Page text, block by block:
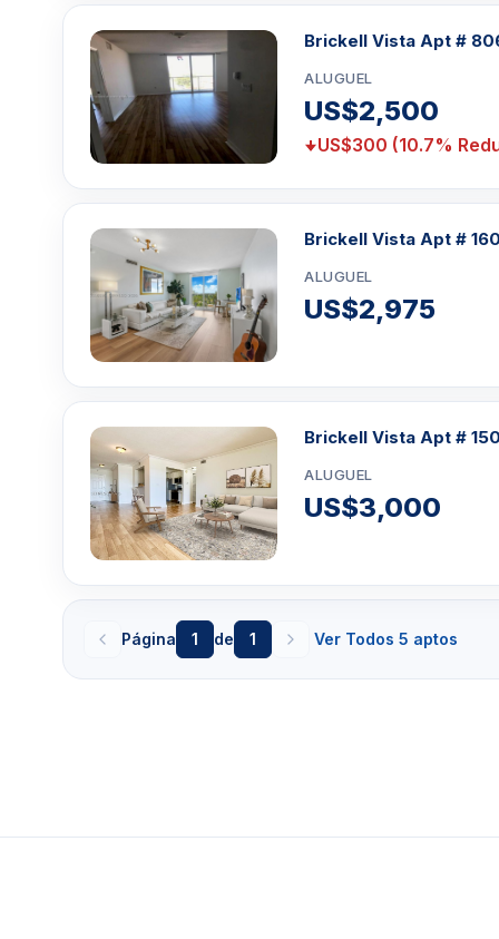
Brickell Vista Apt #
ALUGUEL
US$2,500
US$300 (10.7%
Brickell Vista Apt #
ALUGUEL
US$2,975
Brickell Vista Apt #
ALUGUEL
US$3,000
Página 1 de 1 Ver Todos 5 aptos